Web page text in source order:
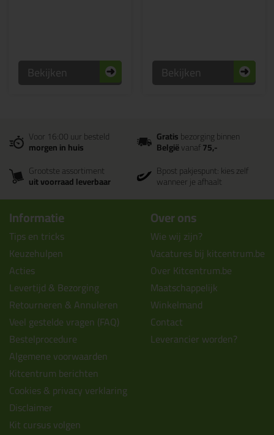
Bekijken Bekijken
Voor 16:00 uur besteld
morgen in huis
Gratisbezorging binnen
Belgiëvanaf75,-
Grootste assortiment
uit voorraad leverbaar
Bpost pakjespunt: kies zelf
wanneer je afhaalt
Informatie
Tips en tricks
Keuzehulpen
Acties
Levertijd & Bezorging
Retourneren & Annuleren
Veel gestelde vragen (FAQ)
Bestelprocedure
Algemene voorwaarden
Kitcentrum berichten
Cookies & privacy verklaring
Disclaimer
Kit cursus volgen
Over ons
Wie wij zijn?
Vacatures bij kitcentrum.be
Over Kitcentrum.be
Maatschappelijk
Winkelmand
Contact
Leverancier worden?